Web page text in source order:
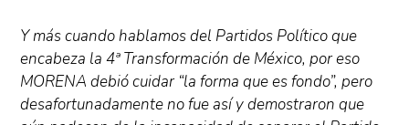
Y más cuando hablamos del Partidos Político que
encabeza la 4ª Transformación de México, por eso
MORENA debió cuidar “la forma que es fondo”, pero
desafortunadamente no fue así y demostraron que